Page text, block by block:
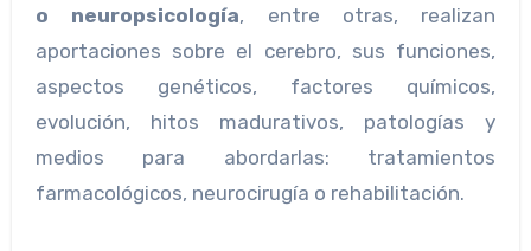
o neuropsicología, entre otras, realizan
aportaciones sobre el cerebro, sus funciones,
aspectos genéticos, factores químicos,
evolución, hitos madurativos, patologías y
medios para abordarlas: tratamientos
farmacológicos, neurocirugía o rehabilitación.